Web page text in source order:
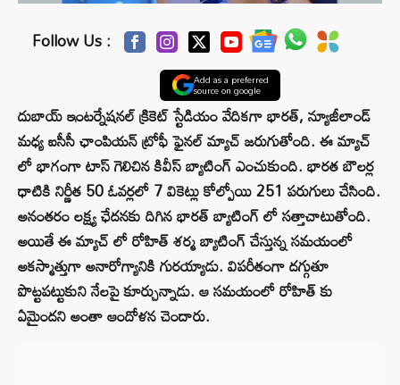
Follow Us :
Add as a preferred
source on google
దుబాయ్ ఇంటర్నేషనల్ క్రికెట్ స్టేడియం వేదికగా భారత్, న్యూజీలాండ్
మధ్య ఐసీసీ ఛాంపియన్ ట్రోఫీ ఫైనల్ మ్యాచ్ జరుగుతోంది. ఈ మ్యాచ్
లో భాగంగా టాస్ గెలిచిన కివీస్ బ్యాటింగ్ ఎంచుకుంది. భారత బౌలర్ల
ధాటికి నిర్ణీత 50 ఓవర్లలో 7 వికెట్లు కోల్పోయి 251 పరుగులు చేసింది.
అనంతరం లక్ష్య ఛేదనకు దిగిన భారత్ బ్యాటింగ్ లో సత్తాచాటుతోంది.
అయితే ఈ మ్యాచ్ లో రోహిత్ శర్మ బ్యాటింగ్ చేస్తున్న సమయంలో
అకస్మాత్తుగా అనారోగ్యానికి గురయ్యాడు. విపరీతంగా దగ్గుతూ
పొట్టపట్టుకుని నేలపై కూర్చున్నాడు. ఆ సమయంలో రోహిత్ కు
ఏమైందని అంతా ఆందోళన చెందారు.